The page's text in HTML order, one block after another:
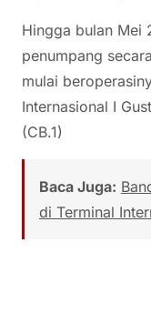
Hingga bulan Mei
penumpang
mulai
Internasional I
(CB.1)
Baca Juga:
di Terminal